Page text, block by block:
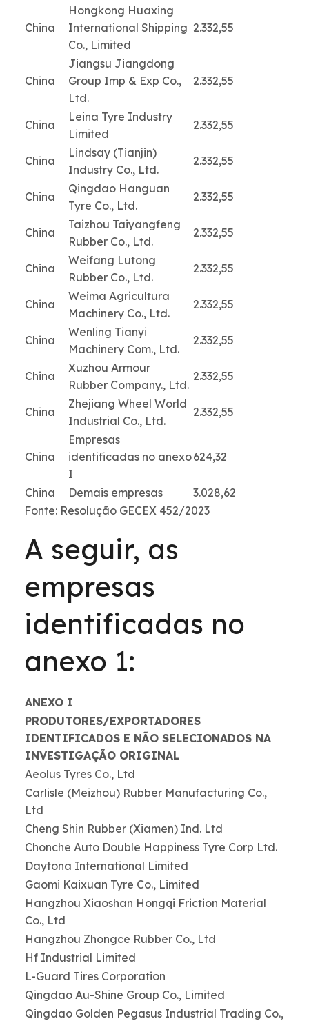
China
Hongkong Huaxing
International Shipping
Co., Limited
2.332,55
China
Jiangsu Jiangdong
Group Imp & Exp Co.,
Ltd.
2.332,55
China
Leina Tyre Industry
Limited
2.332,55
China
Lindsay (Tianjin)
Industry Co., Ltd.
2.332,55
China
Qingdao Hanguan
Tyre Co., Ltd.
2.332,55
China
Taizhou Taiyangfeng
Rubber Co., Ltd.
2.332,55
China
Weifang Lutong
Rubber Co., Ltd.
2.332,55
China
Weima Agricultura
Machinery Co., Ltd.
2.332,55
China
Wenling Tianyi
Machinery Com., Ltd.
2.332,55
China
Xuzhou Armour
Rubber Company., Ltd.
2.332,55
China
Zhejiang Wheel World
Industrial Co., Ltd.
2.332,55
China
Empresas
identificadas no anexo
I
624,32
China Demais empresas
3.028,62
Fonte: Resolução GECEX 452/2023
A seguir, as
empresas
identificadas no
anexo 1:
ANEXO I
PRODUTORES/EXPORTADORES
IDENTIFICADOS E NÃO SELECIONADOS NA
INVESTIGAÇÃO ORIGINAL
Aeolus Tyres Co., Ltd
Carlisle (Meizhou) Rubber Manufacturing Co.,
Ltd
Cheng Shin Rubber (Xiamen) Ind. Ltd
Chonche Auto Double Happiness Tyre Corp Ltd.
Daytona International Limited
Gaomi Kaixuan Tyre Co., Limited
Hangzhou Xiaoshan Hongqi Friction Material
Co., Ltd
Hangzhou Zhongce Rubber Co., Ltd
Hf Industrial Limited
L-Guard Tires Corporation
Qingdao Au-Shine Group Co., Limited
Qingdao Golden Pegasus Industrial Trading Co.,